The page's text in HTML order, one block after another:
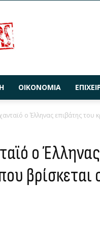
ΟΙΚΟΝΟΜΊΑ
ο Έλληνας επιβάτης
ο
βρίσκεται